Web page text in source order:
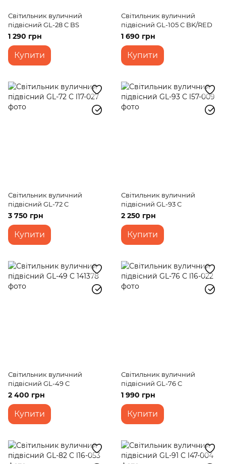
Світильник вуличний
підвісний GL-28 C BS
1 290 грн
Купити
Світильник вуличний
підвісний GL-105 C BK/RED
1 690 грн
Купити
Світильник вуличний
підвісний GL-72 C
3 750 грн
Купити
Світильник вуличний
підвісний GL-93 C
2 250 грн
Купити
Світильник вуличний
підвісний GL-49 C
2 400 грн
Купити
Світильник вуличний
підвісний GL-76 C
1 990 грн
Купити